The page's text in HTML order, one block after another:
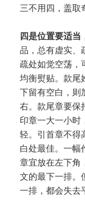
三不用四，盖取
四是位置要适当
品，总有虚实、
疏处如觉空荡，
均衡熨贴。款尾
下留有空白，则
右。款尾章要保
印章一大一小时
轻。引首章不得
白处最佳。一幅
章宜放在左下角
文的最下一排。
一排，都会失去